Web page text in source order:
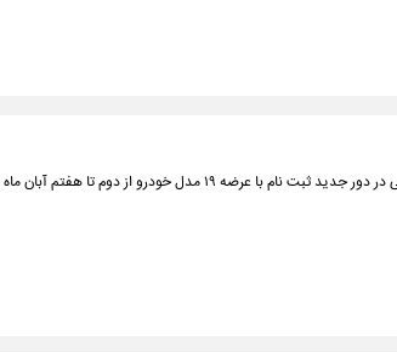
سامانه یکپارچه عرضه خودروهای وارداتی در دور جدید ثبت نام با عرضه ۱۹ مدل خودرو از دوم